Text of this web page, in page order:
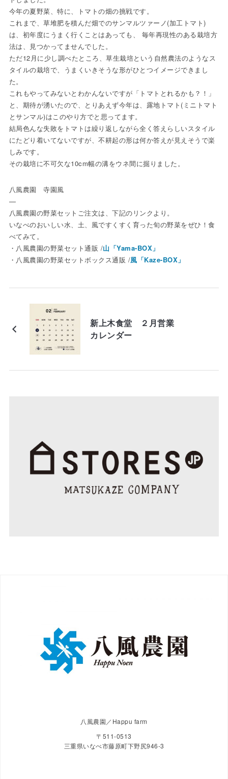
今年の夏野菜、特に、トマトの畑の挑戦です。
これまで、草堆肥を積んだ畑でのサンマルツァーノ(加工トマト)
は、初年度にうまく行くことはあっても、 毎年再現性のある栽培方
法は、見つかってませんでした。
ただ12月に少し調べたところ、草生栽培という自然農法のようなス
タイルの栽培で、うまくいきそうな形がひとつイメージできまし
た。
これもやってみないとわかんないですが「トマトとれるかも？！」
と、期待が湧いたので、とりあえず今年は、露地トマト(ミニトマト
とサンマル)はこのやり方でと思ってます。
結局色んな失敗をトマトは繰り返しながら全く答えらしいスタイル
にたどり着いてないですが、不耕起の形は何か答えが見えそうで楽
しみです。
その栽培に不可欠な10cm幅の溝をウネ間に掘りました。
八風農園 寺園風
—
八風農園の野菜セットご注文は、下記のリンクより。
いなべのおいしい水、土、風ですくすく育った旬の野菜をぜひ！食
べてみて。
・八風農園の野菜セット通販 /山「Yama-BOX」
・八風農園の野菜セットボックス通販 /風「Kaze-BOX」
新上木食堂 ２月営業
カレンダー
八風農園／Happu farm
〒511-0513
三重県いなべ市藤原町下野尻946-3